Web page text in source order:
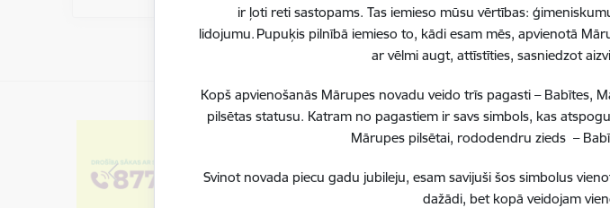
ir ļoti reti sastopams. Tas iemieso mūsu vērtības:
lidojumu. Pupuķis pilnībā iemieso to, kādi esam mēs, apvienotā
ar vēlmi augt, attīstīties, sasniedzot
Kopš apvienošanās Mārupes novadu veido trīs pagasti – Babītes,
pilsētas statusu. Katram no pagastiem ir savs simbols, kas
Mārupes pilsētai, rododendru zieds –
Svinot novada piecu gadu jubileju, esam savijuši šos simbolus
dažādi, bet kopā veidojam